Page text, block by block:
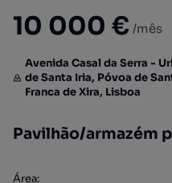
10 000 € /mês
Avenida Casal da Serra -
de Santa Iria, Póvoa de
Franca de Xira, Lisboa
Pavilhão/armazém
Área: